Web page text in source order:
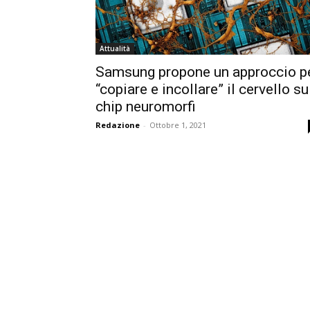
Attualità
Samsung propone un approccio
“copiare e incollare” il cervello su
chip neuromorfi
Redazione - Ottobre 1, 2021